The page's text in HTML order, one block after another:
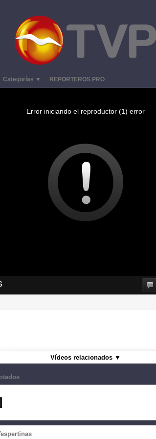
Categorías ▼ REPORTEROS PRO
Error iniciando el reproductor (1) error
Vídeos relacionados ▼